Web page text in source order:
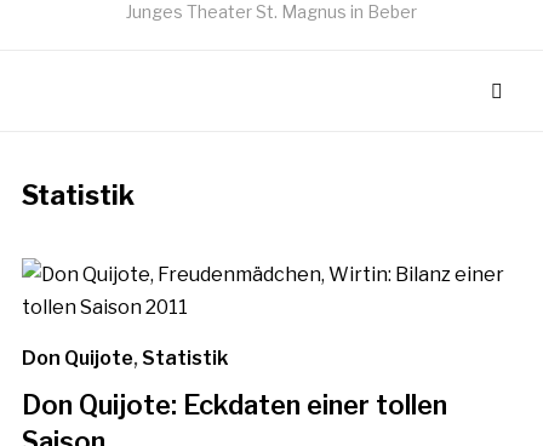
Junges Theater St. Magnus in Beber
Statistik
Don Quijote, Statistik
Don Quijote: Eckdaten einer tollen